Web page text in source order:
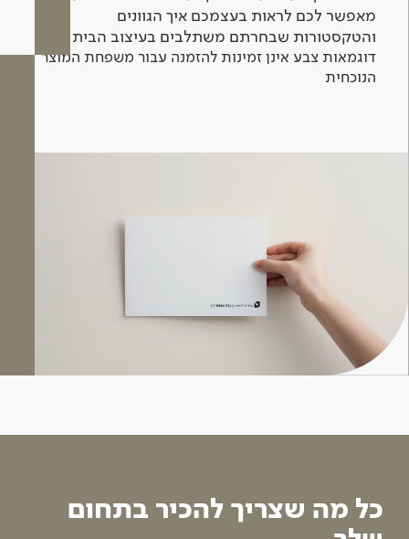
מאפשר לכם לראות בעצמכם איך הגוונים
והטקסטורות שבחרתם משתלבים בעיצוב הבית.
דוגמאות צבע אינן זמינות להזמנה עבור משפחת המוצר
הנוכחית
כל מה שצריך להכיר בתחום